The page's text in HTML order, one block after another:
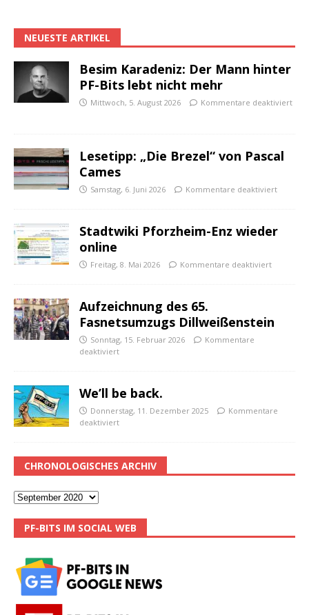
NEUESTE ARTIKEL
Besim Karadeniz: Der Mann hinter
PF-Bits lebt nicht mehr
Mittwoch, 5. August 2026 Kommentare deaktiviert
Lesetipp: „Die Brezel“ von Pascal
Cames
Samstag, 6. Juni 2026 Kommentare deaktiviert
Stadtwiki Pforzheim-Enz wieder
online
Freitag, 8. Mai 2026 Kommentare deaktiviert
Aufzeichnung des 65.
Fasnetsumzugs Dillweißenstein
Sonntag, 15. Februar 2026
Kommentare
deaktiviert
We’ll be back.
Donnerstag, 11. Dezember 2025
Kommentare
deaktiviert
CHRONOLOGISCHES ARCHIV
PF-BITS IM SOCIAL WEB